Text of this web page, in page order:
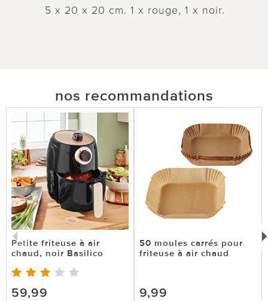
5 x 20 x 20 cm. 1 x rouge, 1 x noir.
nos recommandations
Petite friteuse à air
chaud, noir Basilico
59,99
50 moules carrés pour
friteuse à air chaud
9,99